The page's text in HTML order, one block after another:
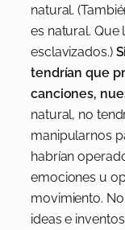
natural.
es natural. Que
esclavizados.)
tendrían que
canciones,
natural, no
manipularnos
habrían
emociones u
movimiento.
ideas e